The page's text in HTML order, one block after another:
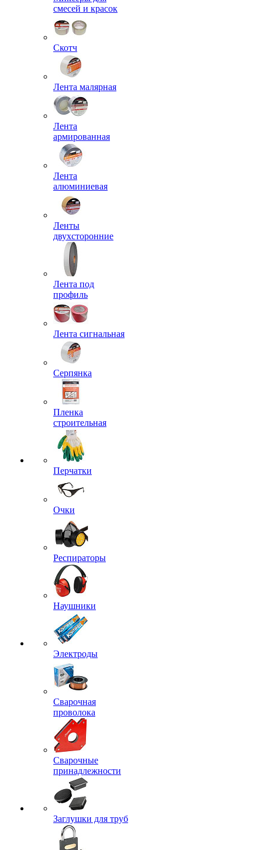
смесей и красок
Скотч
Лента малярная
Лента
армированная
Лента
алюминиевая
Ленты
двухсторонние
Лента под
профиль
Лента сигнальная
Серпянка
Пленка
строительная
Перчатки
Очки
Респираторы
Наушники
Электроды
Сварочная
проволока
Сварочные
принадлежности
Заглушки для труб